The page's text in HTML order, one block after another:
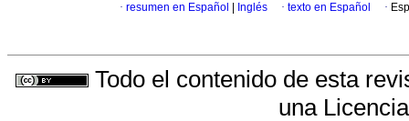
· resumen en Español Inglés · texto en Español ·
Todo el contenido de esta
una